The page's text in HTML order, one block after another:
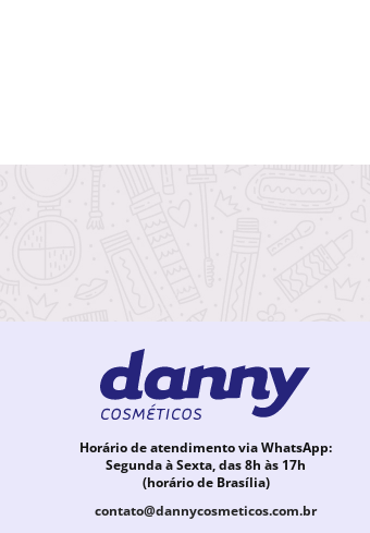
Horário de atendimento via WhatsApp:
Segunda à Sexta, das 8h às 17h
(horário de Brasília)
contato@dannycosmeticos.com.br